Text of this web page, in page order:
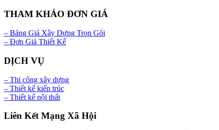
THAM KHẢO ĐƠN GIÁ
– Bảng Giá Xây Dựng Trọn Gói
– Đơn Giá Thiết Kế
DỊCH VỤ
– Thi công xây dựng
– Thiết kế kiến trúc
– Thiết kế nội thất
Liên Kết Mạng Xã Hội